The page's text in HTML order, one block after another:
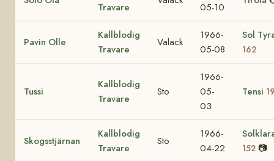
Travare
05-10
Pavin Olle
Kallblodig
Travare
Valack
1966-
05-08
Sol
162
Tussi
Kallblodig
Travare
Sto
1966-
05-
03
Tensi
Skogsstjärnan
Kallblodig
Travare
Sto
1966-
04-22
152 📷